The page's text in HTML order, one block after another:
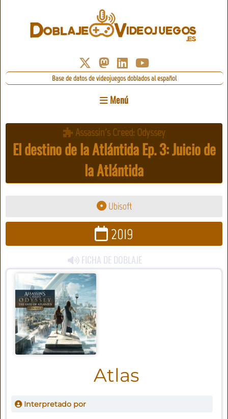
Base de datos de videojuegos doblados al español
Menú
Assassin's Creed: Odyssey
El destino de la Atlántida Ep. 3: Juicio de
la Atlántida
Ubisoft
2019
FICHA DE DOBLAJE
Atlas
Interpretado por